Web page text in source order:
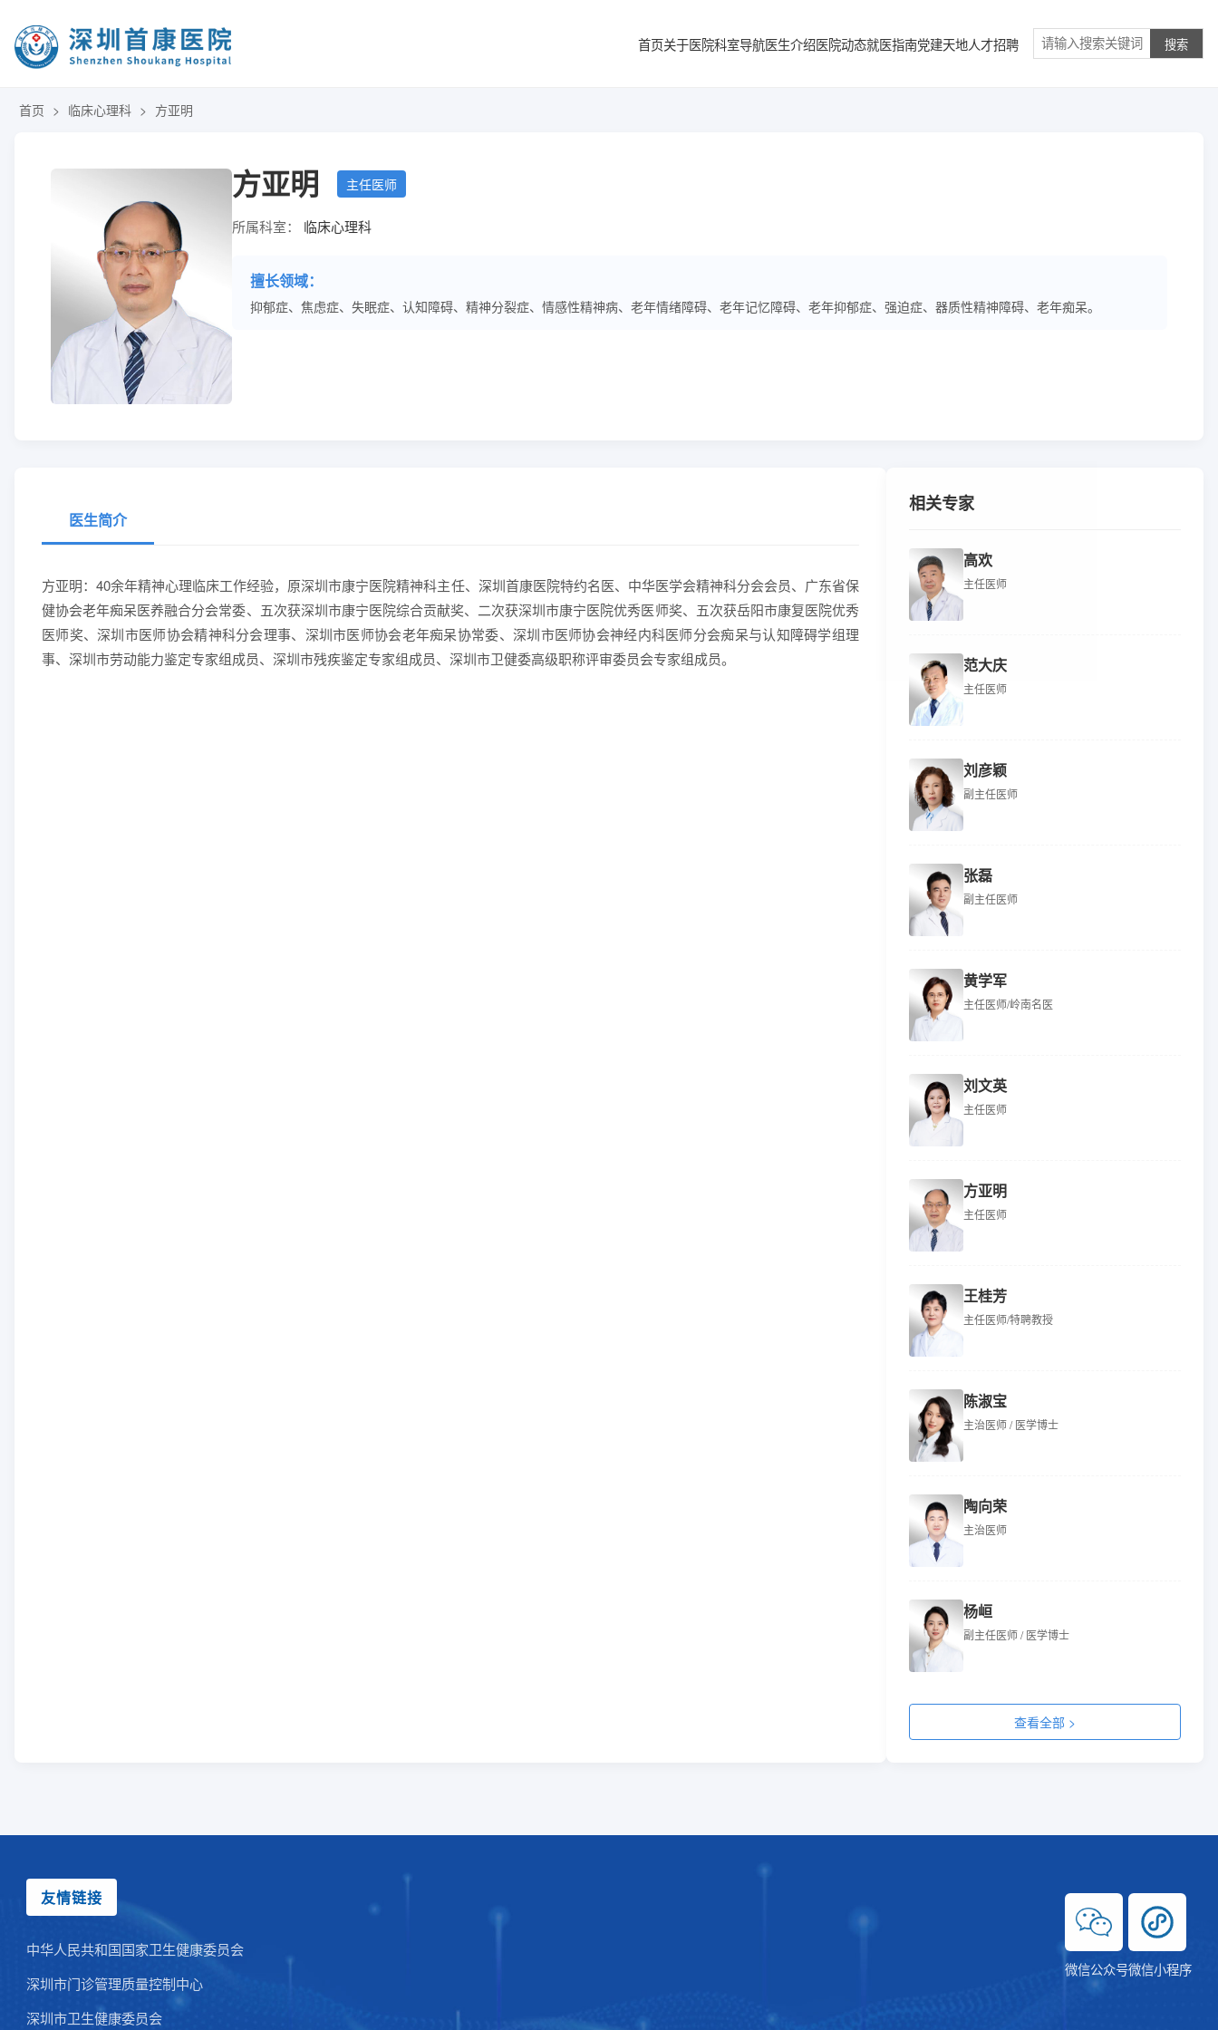
首页关于医院科室导航医生介绍医院动态就医指南党建天地人才招聘 搜索
首页 > 临床心理科 > 方亚明
方亚明 主任医师
所属科室： 临床心理科
擅长领域：
抑郁症、焦虑症、失眠症、认知障碍、精神分裂症、情感性精神病、老年情绪障碍、老年记忆障碍、老年抑郁症、强迫症、器质性精神障碍、老年痴呆。
医生简介
方亚明：40余年精神心理临床工作经验，原深圳市康宁医院精神科主任、深圳首康医院特约名医、中华医学会精神科分会会员、广东省保
健协会老年痴呆医养融合分会常委、五次获深圳市康宁医院综合贡献奖、二次获深圳市康宁医院优秀医师奖、五次获岳阳市康复医院优秀
医师奖、深圳市医师协会精神科分会理事、深圳市医师协会老年痴呆协常委、深圳市医师协会神经内科医师分会痴呆与认知障碍学组理
事、深圳市劳动能力鉴定专家组成员、深圳市残疾鉴定专家组成员、深圳市卫健委高级职称评审委员会专家组成员。
相关专家
高欢
主任医师
范大庆
主任医师
刘彦颖
副主任医师
张磊
副主任医师
黄学军
主任医师/岭南名医
刘文英
主任医师
方亚明
主任医师
王桂芳
主任医师/特聘教授
陈淑宝
主治医师 / 医学博士
陶向荣
主治医师
杨峘
副主任医师 / 医学博士
查看全部 >
友情链接
中华人民共和国国家卫生健康委员会
深圳市门诊管理质量控制中心
深圳市卫生健康委员会
微信公众号微信小程序